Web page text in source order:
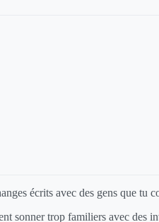
écrits avec des gens que tu
sonner trop familiers avec des